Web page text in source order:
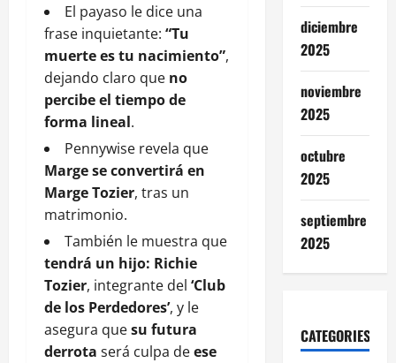
El payaso le dice una
frase inquietante: “Tu
muerte es tu nacimiento”,
dejando claro que no
percibe el tiempo de
forma lineal.
Pennywise revela que
Marge se convertirá en
Marge Tozier, tras un
matrimonio.
También le muestra que
tendrá un hijo: Richie
Tozier, integrante del ‘Club
de los Perdedores’, y le
asegura quesu futura
derrota será culpa deese
diciembre
2025
noviembre
2025
octubre
2025
septiembre
2025
CATEGORIES